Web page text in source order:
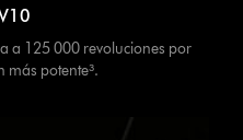
a 125 000 revoluciones por
más potente³.